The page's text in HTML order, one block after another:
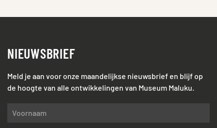
NIEUWSBRIEF
Meld je aan voor onze maandelijkse nieuwsbrief en blijf op
de hoogte van alle ontwikkelingen van Museum Maluku.